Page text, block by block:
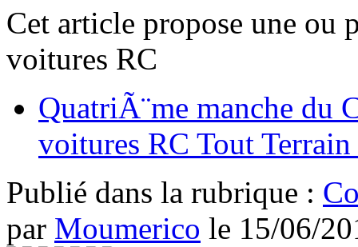
Cet article propose une ou
voitures RC
QuatriÃ¨me manche du
voitures RC Tout
Publié dans la rubrique :
par Moumerico le 15/06/